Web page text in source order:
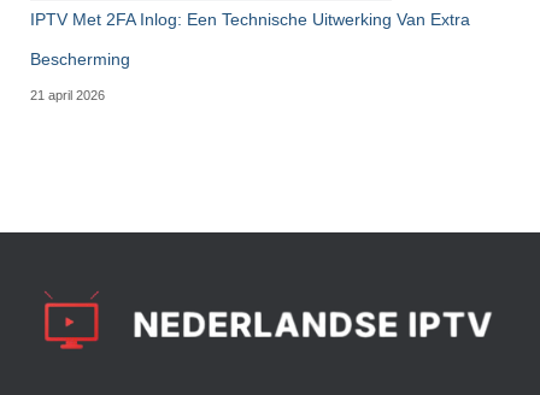
IPTV Met 2FA Inlog: Een Technische Uitwerking Van Extra
Bescherming
21 april 2026